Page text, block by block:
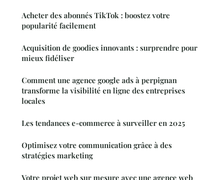
Acheter des abonnés TikTok : boostez votre
popularité facilement
Acquisition de goodies innovants : surprendre pour
mieux fidéliser
Comment une agence google ads à perpignan
transforme la visibilité en ligne des entreprises
locales
Les tendances e-commerce à surveiller en 2025
Optimisez votre communication grâce à des
stratégies marketing
Votre projet web sur mesure avec une agence web